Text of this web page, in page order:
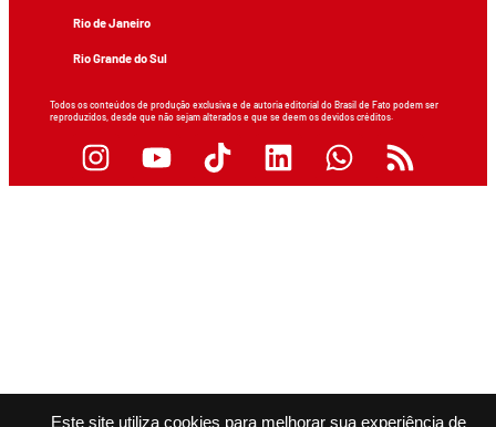
Este site utiliza cookies para melhorar sua experiência de
Rio de Janeiro
Rio Grande do Sul
Todos os conteúdos de produção exclusiva e de autoria editorial do Brasil de Fato podem ser
reproduzidos, desde que não sejam alterados e que se deem os devidos créditos.